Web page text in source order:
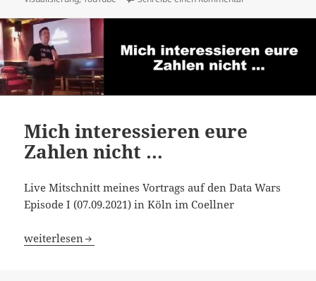
Mich interessieren eure
Zahlen nicht …
Live Mitschnitt meines Vortrags auf den Data Wars
Episode I (07.09.2021) in Köln im Coellner
Mich interessieren eure Zahlen nicht …
weiterlesen